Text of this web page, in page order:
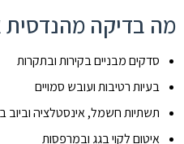
מה בדיקה
סדקים מבניים בקירות ובתקרות
בעיות רטיבות ועובש סמויים
תשתיות חשמל, אינסטלציה וביוב
איטום לקוי בגג ובמרפסות